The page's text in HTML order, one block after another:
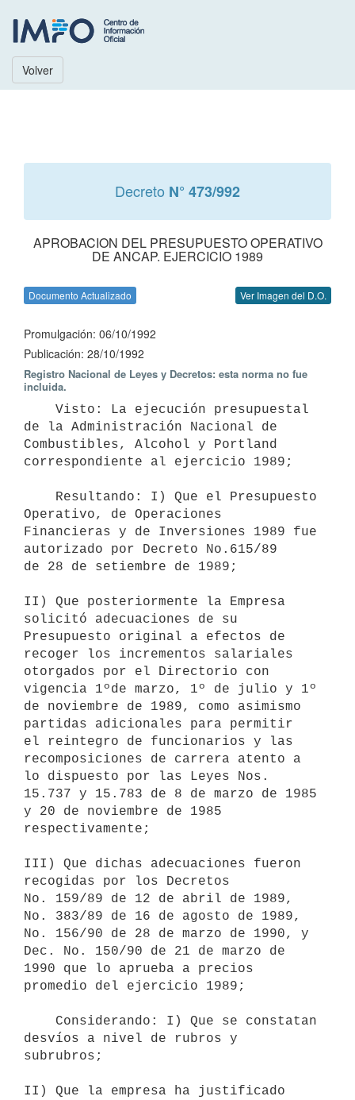
Volver
Decreto N° 473/992
APROBACION DEL PRESUPUESTO OPERATIVO
DE ANCAP. EJERCICIO 1989
Documento Actualizado Ver Imagen del D.O.
Promulgación: 06/10/1992
Publicación: 28/10/1992
Registro Nacional de Leyes y Decretos: esta norma no fue
incluida.
de la Administración Nacional de
Combustibles, Alcohol y Portland
correspondiente al ejercicio 1989;
Operativo, de Operaciones
Financieras y de Inversiones 1989 fue
autorizado por Decreto No.615/89
de 28 de setiembre de 1989;
II) Que posteriormente la Empresa
solicitó adecuaciones de su
Presupuesto original a efectos de
recoger los incrementos salariales
otorgados por el Directorio con
vigencia 1ºde marzo, 1º de julio y 1º
de noviembre de 1989, como asimismo
partidas adicionales para permitir
el reintegro de funcionarios y las
recomposiciones de carrera atento a
lo dispuesto por las Leyes Nos.
15.737 y 15.783 de 8 de marzo de 1985
y 20 de noviembre de 1985
respectivamente;
III) Que dichas adecuaciones fueron
recogidas por los Decretos
No. 159/89 de 12 de abril de 1989,
No. 383/89 de 16 de agosto de 1989,
No. 156/90 de 28 de marzo de 1990, y
Dec. No. 150/90 de 21 de marzo de
1990 que lo aprueba a precios
promedio del ejercicio 1989;
desvíos a nivel de rubros y
subrubros;
II) Que la empresa ha justificado